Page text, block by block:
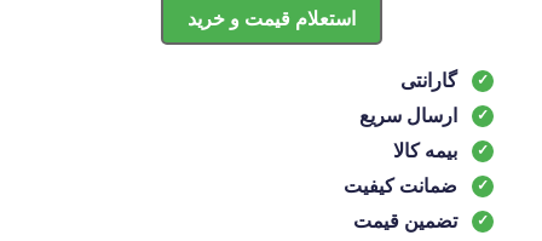
استعلام قیمت و خرید
گارانتی
ارسال سریع
بیمه کالا
ضمانت کیفیت
تضمین قیمت